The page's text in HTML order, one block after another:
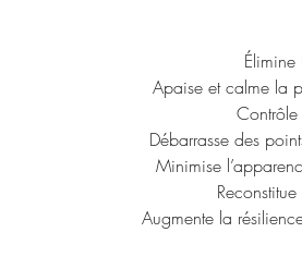
Élimine
Apaise et calme la
Débarrasse des
Minimise
Augmente la